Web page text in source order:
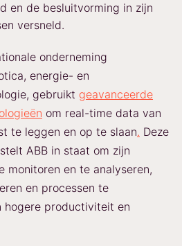
en de besluitvorming in zijn
versneld.
onderneming
energie- en
gebruikt geavanceerde
om real-time data van
te leggen en op te slaan. Deze
ABB in staat om zijn
en te analyseren,
en processen te
hogere productiviteit en